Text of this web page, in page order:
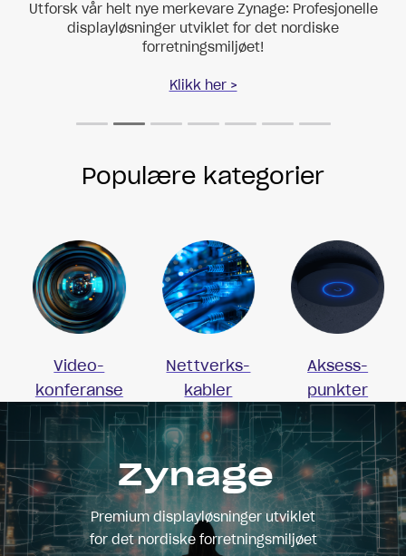
Utforsk vår helt nye merkevare Zynage: Profesjonelle
displayløsninger utviklet for det nordiske
forretningsmiljøet!
Klikk her >
Populære kategorier
Video-
konferanse
Nettverks-
kabler
Aksess-
punkter
Zynage
Premium displayløsninger utviklet
for det nordiske forretningsmiljøet